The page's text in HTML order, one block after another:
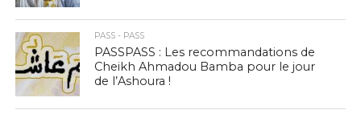
PASS - PASS
PASSPASS : Les recommandations de
Cheikh Ahmadou Bamba pour le jour
de l’Ashoura !